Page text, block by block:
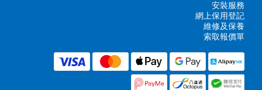
安裝服務
網上保用登記
維修及保養
索取報價單